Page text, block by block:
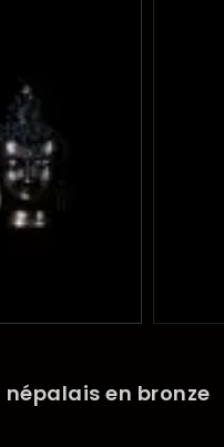
en bronze